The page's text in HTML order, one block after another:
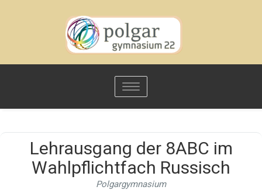
Toggle
navigation
Lehrausgang der 8ABC im
Wahlpflichtfach Russisch
Polgargymnasium